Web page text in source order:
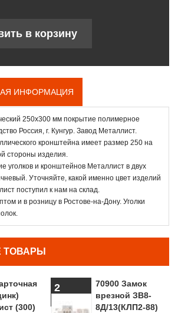
ИНФОРМАЦИЯ
250х300 мм покрытие полимерное
Россия, г. Кунгур. Завод Металлист.
кронштейна имеет размер 250 на
стороны изделия.
уголков и кронштейнов Металлист в двух
Уточняйте, какой именно цвет изделий
поступил к нам на склад.
и в розницу в Ростове-на-Дону. Уголки
ТОВАРЫ
(300)
2
70900 Замок
врезной ЗВ8-
8Д/13(КЛП2-88)